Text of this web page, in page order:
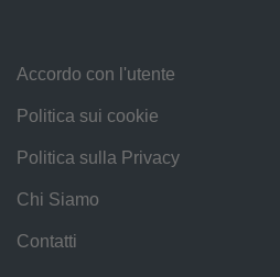
Accordo con l'utente
Politica sui cookie
Politica sulla Privacy
Chi Siamo
Contatti